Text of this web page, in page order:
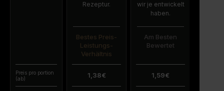
Rezeptur.
wir je entwickelt
haben.
Bestes Preis-
Leistungs-
Verhältnis
Am Besten
Bewertet
Preis pro portion
(ab)
1,38€ 1,59€